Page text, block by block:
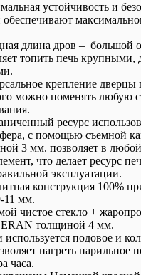
устойчивость и
длина дров – большой
топить печь крупными,
крепление
можно поменять любую
ресурс
с помощью съемной
3 мм. позволяет в
что делает ресурс
эксплуатации.
конструкция 100%
11 мм.
чистое стекло +
толщиной 4 мм.
подовое и
нагреть парильное
часа.